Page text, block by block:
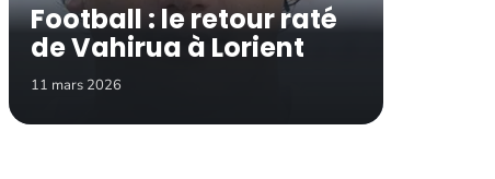
Football : le retour raté
de Vahirua à Lorient
11 mars 2026